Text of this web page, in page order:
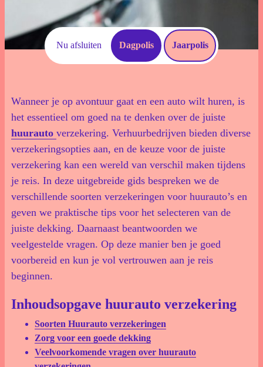
Nu afsluiten Dagpolis Jaarpolis
Wanneer je op avontuur gaat en een auto wilt huren, is
het essentieel om goed na te denken over de juiste
huurauto verzekering. Verhuurbedrijven bieden diverse
verzekeringsopties aan, en de keuze voor de juiste
verzekering kan een wereld van verschil maken tijdens
je reis. In deze uitgebreide gids bespreken we de
verschillende soorten verzekeringen voor huurauto’s en
geven we praktische tips voor het selecteren van de
juiste dekking. Daarnaast beantwoorden we
veelgestelde vragen. Op deze manier ben je goed
voorbereid en kun je vol vertrouwen aan je reis
beginnen.
Inhoudsopgave huurauto verzekering
Soorten Huurauto verzekeringen
Zorg voor een goede dekking
Veelvoorkomende vragen over huurauto